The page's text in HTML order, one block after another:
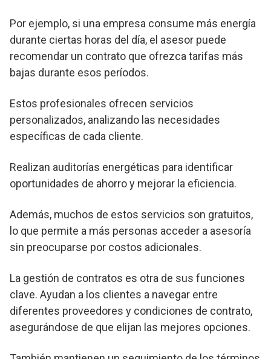
Por ejemplo, si una empresa consume más energía
durante ciertas horas del día, el asesor puede
recomendar un contrato que ofrezca tarifas más
bajas durante esos períodos.
Estos profesionales ofrecen servicios
personalizados, analizando las necesidades
específicas de cada cliente.
Realizan auditorías energéticas para identificar
oportunidades de ahorro y mejorar la eficiencia.
Además, muchos de estos servicios son gratuitos,
lo que permite a más personas acceder a asesoría
sin preocuparse por costos adicionales.
La gestión de contratos es otra de sus funciones
clave. Ayudan a los clientes a navegar entre
diferentes proveedores y condiciones de contrato,
asegurándose de que elijan las mejores opciones.